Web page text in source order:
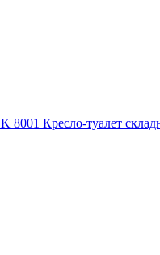
Кресло-туалет